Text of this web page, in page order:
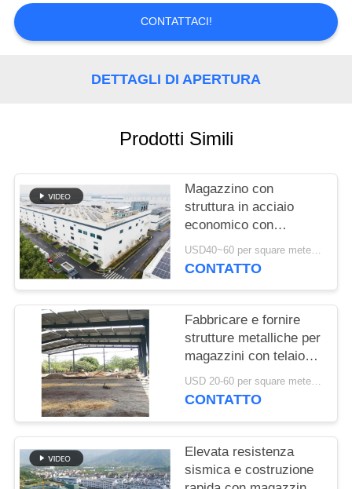
CONTATTACI
DEL
SITO
POLITICA
SULLA
RISERVATEZZA
CONTATTACI!
DETTAGLI DI APERTURA
Prodotti Simili
Magazzino con
struttura in acciaio
economico con
fabbricazione precisa e
soluzione di consegna
USD40~60 per square meter MOQ:1000 sqm
CONTATTO
Fabbricare e fornire
strutture metalliche per
magazzini con telaio
portale personalizzato
in Benin
USD 20-60 per square meter MOQ:1000 Mq
CONTATTO
Elevata resistenza
sismica e costruzione